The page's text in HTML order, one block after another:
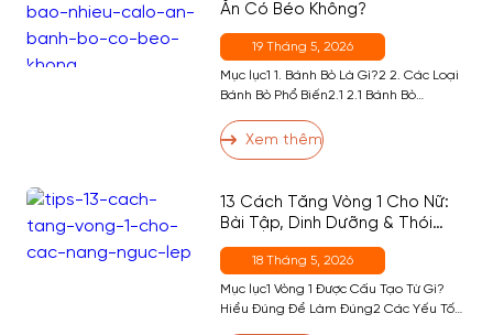
Ăn Có Béo Không?
19 Tháng 5, 2026
Mục lục1 1. Bánh Bò Là Gì?2 2. Các Loại
Bánh Bò Phổ Biến2.1 2.1 Bánh Bò
Bò Sữa Nướng2.4 2.4 Bánh Bò Dừa3 3.
Ăn Bánh Bò Có Tốt Không?4 4. Bánh Bò
Theo Khẩu Phần5 5. Ăn Bánh Bò […]
Xem thêm
13 Cách Tăng Vòng 1 Cho Nữ:
Bài Tập, Dinh Dưỡng & Thói
Quen Hiệu Quả Nhất
18 Tháng 5, 2026
Mục lục1 Vòng 1 Được Cấu Tạo Từ Gì?
Hiểu Đúng Để Làm Đúng2 Các Yếu Tố